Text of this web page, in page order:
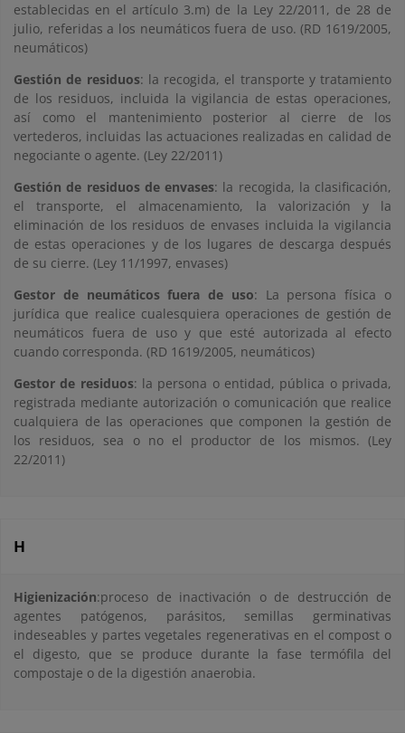
establecidas en el artículo 3.m) de la Ley 22/2011, de 28 de
julio, referidas a los neumáticos fuera de uso. (RD 1619/2005,
neumáticos)
Gestión de residuos: la recogida, el transporte y tratamiento
de los residuos, incluida la vigilancia de estas operaciones,
así como el mantenimiento posterior al cierre de los
vertederos, incluidas las actuaciones realizadas en calidad de
negociante o agente. (Ley 22/2011)
Gestión de residuos de envases: la recogida, la clasificación,
el transporte, el almacenamiento, la valorización y la
eliminación de los residuos de envases incluida la vigilancia
de estas operaciones y de los lugares de descarga después
de su cierre. (Ley 11/1997, envases)
Gestor de neumáticos fuera de uso: La persona física o
jurídica que realice cualesquiera operaciones de gestión de
neumáticos fuera de uso y que esté autorizada al efecto
cuando corresponda. (RD 1619/2005, neumáticos)
Gestor de residuos: la persona o entidad, pública o privada,
registrada mediante autorización o comunicación que realice
cualquiera de las operaciones que componen la gestión de
los residuos, sea o no el productor de los mismos. (Ley
22/2011)
H
Higienización:proceso de inactivación o de destrucción de
agentes patógenos, parásitos, semillas germinativas
indeseables y partes vegetales regenerativas en el compost o
el digesto, que se produce durante la fase termófila del
compostaje o de la digestión anaerobia.